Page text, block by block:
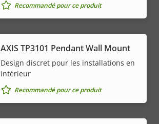
Recommandé pour ce produit
AXIS TP3101 Pendant Wall Mount
Design discret pour les installations en
intérieur
Recommandé pour ce produit